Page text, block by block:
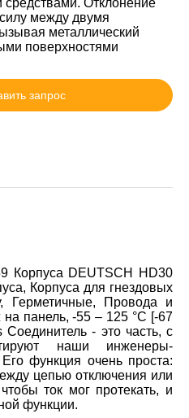
средствами. Отклонение
между двумя
металлический
поверхностями
запрос
Корпуса DEUTSCH HD30
Корпуса для гнездовых
Герметичные, Провода и
панель, -55 – 125 °C [-67
- это часть, с
наши инженеры-
функция очень проста:
цепью отключения или
ток мог протекать, и
функции.